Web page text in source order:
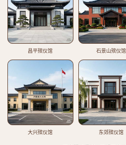
昌平殡仪馆 石景山殡仪馆
大兴殡仪馆 东郊殡仪馆